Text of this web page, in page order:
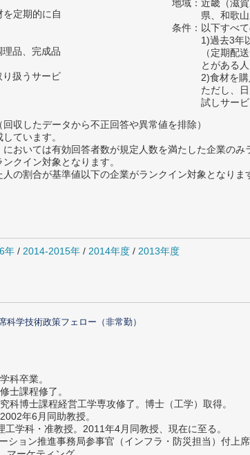
定期的に自
品、完成品
扱うサービ
地域：近畿（滋
県、和歌山
条件：以下すべ
1)過去3年
（定期配
とがある人
2)食材を
ただし、
試しサー
収したデータから不正回答や異常値を排除）
ています。
おいては有効回答者数が規定人数を満たした企業のみ
クイン対象となります。
の割合が基準値以下の企業がランクイン対象となりま
年 / 2014-2015年 / 2014年度 / 2013年度
学技術政策フェロー（非常勤）
科卒業。
士課程修了。
科博士課程経営工学専攻修了。博士（工学）取得。
年6月同助教授。
学科・准教授。2011年4月同教授、現在に至る。
ション推進事務局参事官（インフラ・防災担当）付上